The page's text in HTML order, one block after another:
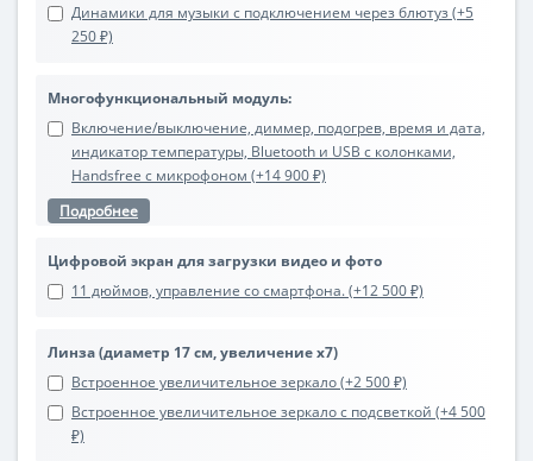
Динамики для музыки с подключением через блютуз (+5
250 ₽)
Многофункциональный модуль:
Включение/выключение, диммер, подогрев, время и дата,
индикатор температуры, Bluetooth и USB с колонками,
Handsfree с микрофоном (+14 900 ₽)
Подробнее
Цифровой экран для загрузки видео и фото
11 дюймов, управление со смартфона. (+12 500 ₽)
Линза (диаметр 17 см, увеличение х7)
Встроенное увеличительное зеркало (+2 500 ₽)
Встроенное увеличительное зеркало с подсветкой (+4 500
₽)